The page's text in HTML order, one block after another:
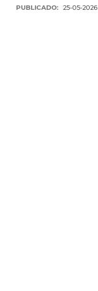
PUBLICADO: 25-05-2026